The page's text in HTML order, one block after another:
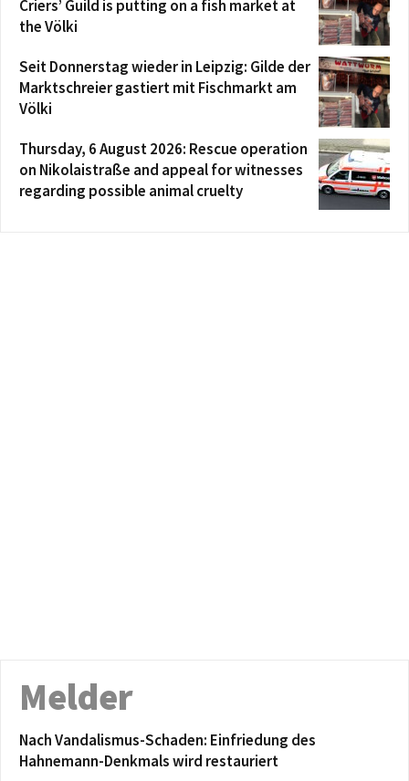
Criers’ Guild is putting on a fish market at
the Völki
Seit Donnerstag wieder in Leipzig: Gilde der
Marktschreier gastiert mit Fischmarkt am
Völki
Thursday, 6 August 2026: Rescue operation
on Nikolaistraße and appeal for witnesses
regarding possible animal cruelty
Melder
Nach Vandalismus-Schaden: Einfriedung des
Hahnemann-Denkmals wird restauriert